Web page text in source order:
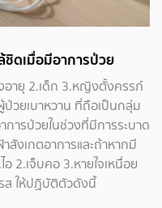
ชิดเมื่อมีอาการป่วย
ายุ 2.เด็ก 3.หญิงตั้งครรภ์
วยเบาหวาน ที่ถือเป็นกลุ่ม
ารป่วยในช่วงที่มีการระบาด
สังเกตอาการและถ้าหากมี
2.เจ็บคอ 3.หายใจเหนื่อย
ส ให้ปฏิบัติตัวดังนี้